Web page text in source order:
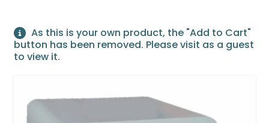
As this is your own product, the "Add to Cart"
button has been removed. Please visit as a guest
to view it.